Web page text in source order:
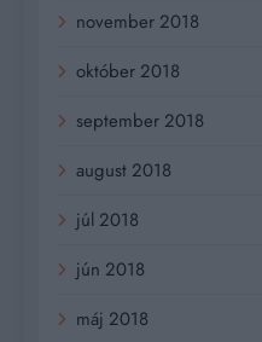
november 2018
október 2018
september 2018
august 2018
júl 2018
jún 2018
máj 2018